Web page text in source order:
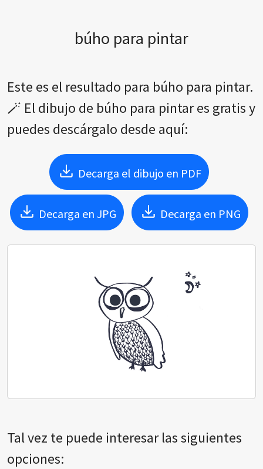
búho para pintar
Este es el resultado para búho para pintar.
🪄 El dibujo de búho para pintar es gratis y
puedes descárgalo desde aquí:
Decarga el dibujo en PDF
Decarga en JPG Decarga en PNG
Tal vez te puede interesar las siguientes
opciones: